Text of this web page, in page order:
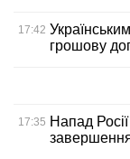
17:42
грошову
17:35 Напад